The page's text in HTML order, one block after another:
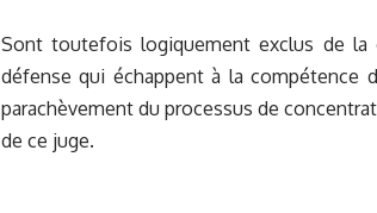
Sont toutefois logiquement exclus de la
défense qui échappent à la compétence
parachèvement du processus de
de ce juge.